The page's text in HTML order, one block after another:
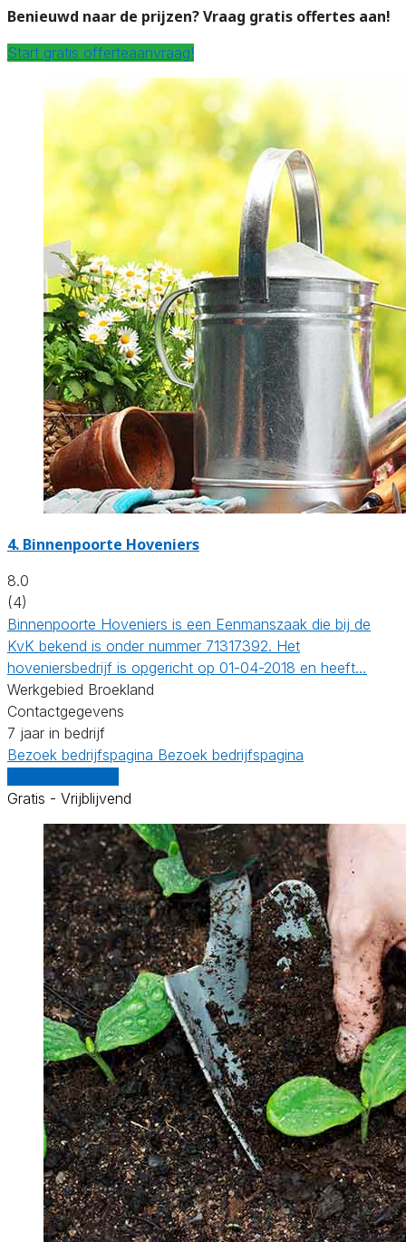
Benieuwd naar de prijzen? Vraag gratis offertes aan!
Start gratis offerteaanvraag!
4. Binnenpoorte Hoveniers
8.0
(4)
Binnenpoorte Hoveniers is een Eenmanszaak die bij de
KvK bekend is onder nummer 71317392. Het
hoveniersbedrijf is opgericht op 01-04-2018 en heeft…
Werkgebied Broekland
Contactgegevens
7 jaar in bedrijf
Bezoek bedrijfspagina Bezoek bedrijfspagina
Gratis - Vrijblijvend